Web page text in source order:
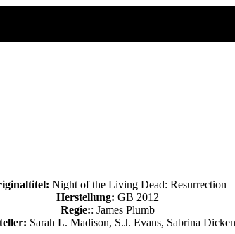
Night of the Living Dead: Resurrection
Herstellung: GB 2012
Regie:: James Plumb
Sarah L. Madison, S.J. Evans, Sabrina